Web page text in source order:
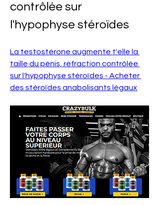
contrôlée sur
l'hypophyse stéroïdes
La testostérone augmente t'elle la
taille du pénis, réfraction contrôlée
sur l'hypophyse stéroïdes - Acheter
des stéroïdes anabolisants légaux